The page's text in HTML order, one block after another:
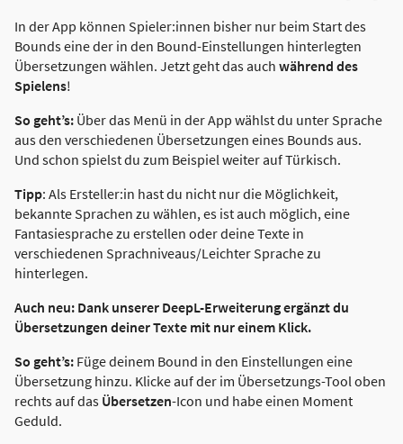
In der App können Spieler:innen bisher nur beim Start des
Bounds eine der in den Bound-Einstellungen hinterlegten
Übersetzungen wählen. Jetzt geht das auch während des
Spielens!
So geht’s: Über das Menü in der App wählst du unter Sprache
aus den verschiedenen Übersetzungen eines Bounds aus.
Und schon spielst du zum Beispiel weiter auf Türkisch.
Tipp: Als Ersteller:in hast du nicht nur die Möglichkeit,
bekannte Sprachen zu wählen, es ist auch möglich, eine
Fantasiesprache zu erstellen oder deine Texte in
verschiedenen Sprachniveaus/Leichter Sprache zu
hinterlegen.
Auch neu: Dank unserer DeepL-Erweiterung ergänzt du
Übersetzungen deiner Texte mit nur einem Klick.
So geht’s: Füge deinem Bound in den Einstellungen eine
Übersetzung hinzu. Klicke auf der im Übersetzungs-Tool oben
rechts auf das Übersetzen-Icon und habe einen Moment
Geduld.